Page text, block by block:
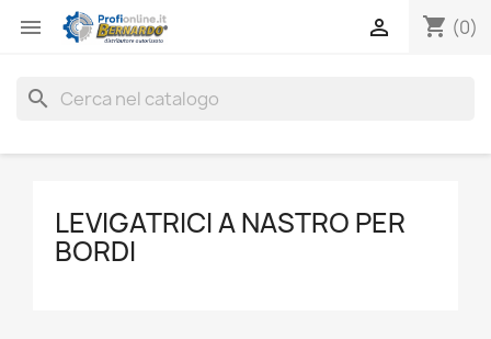
 shopping_cart (0)

search
LEVIGATRICI A NASTRO PER
BORDI